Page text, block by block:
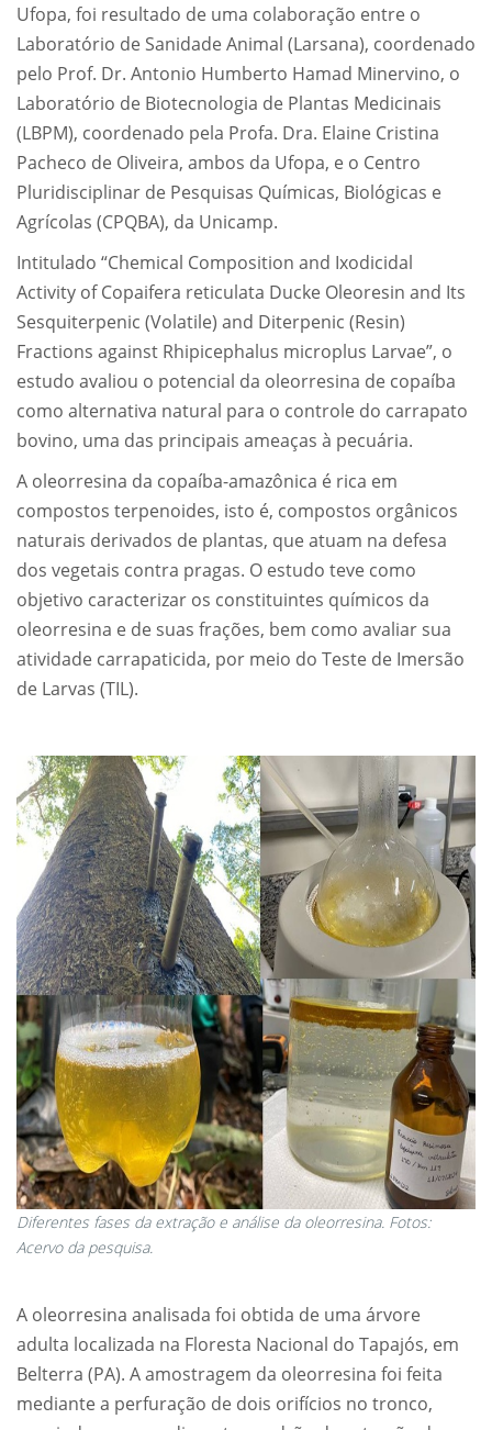
Ufopa, foi resultado de uma colaboração entre o
Laboratório de Sanidade Animal (Larsana), coordenado
pelo Prof. Dr. Antonio Humberto Hamad Minervino, o
Laboratório de Biotecnologia de Plantas Medicinais
(LBPM), coordenado pela Profa. Dra. Elaine Cristina
Pacheco de Oliveira, ambos da Ufopa, e o Centro
Pluridisciplinar de Pesquisas Químicas, Biológicas e
Agrícolas (CPQBA), da Unicamp.
Intitulado “Chemical Composition and Ixodicidal
Activity of Copaifera reticulata Ducke Oleoresin and Its
Sesquiterpenic (Volatile) and Diterpenic (Resin)
Fractions against Rhipicephalus microplus Larvae”, o
estudo avaliou o potencial da oleorresina de copaíba
como alternativa natural para o controle do carrapato
bovino, uma das principais ameaças à pecuária.
A oleorresina da copaíba-amazônica é rica em
compostos terpenoides, isto é, compostos orgânicos
naturais derivados de plantas, que atuam na defesa
dos vegetais contra pragas. O estudo teve como
objetivo caracterizar os constituintes químicos da
oleorresina e de suas frações, bem como avaliar sua
atividade carrapaticida, por meio do Teste de Imersão
de Larvas (TIL).
Diferentes fases da extração e análise da oleorresina. Fotos:
Acervo da pesquisa.
A oleorresina analisada foi obtida de uma árvore
adulta localizada na Floresta Nacional do Tapajós, em
Belterra (PA). A amostragem da oleorresina foi feita
mediante a perfuração de dois orifícios no tronco,